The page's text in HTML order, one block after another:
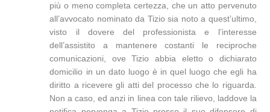
più o meno completa certezza, che un atto pervenuto
all’avvocato nominato da Tizio sia noto a quest’ultimo,
visto il dovere del professionista e l’interesse
dell’assistito a mantenere costanti le reciproche
comunicazioni, ove Tizio abbia eletto o dichiarato
domicilio in un dato luogo è in quel luogo che egli ha
diritto a ricevere gli atti del processo che lo riguarda.
Non a caso, ed anzi in linea con tale rilievo, laddove la